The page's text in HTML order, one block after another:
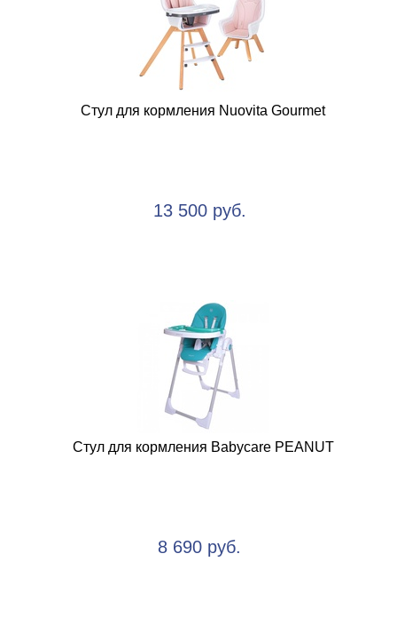
Стул для кормления Nuovita Gourmet
13 500 руб.
Стул для кормления Babycare PEANUT
8 690 руб.